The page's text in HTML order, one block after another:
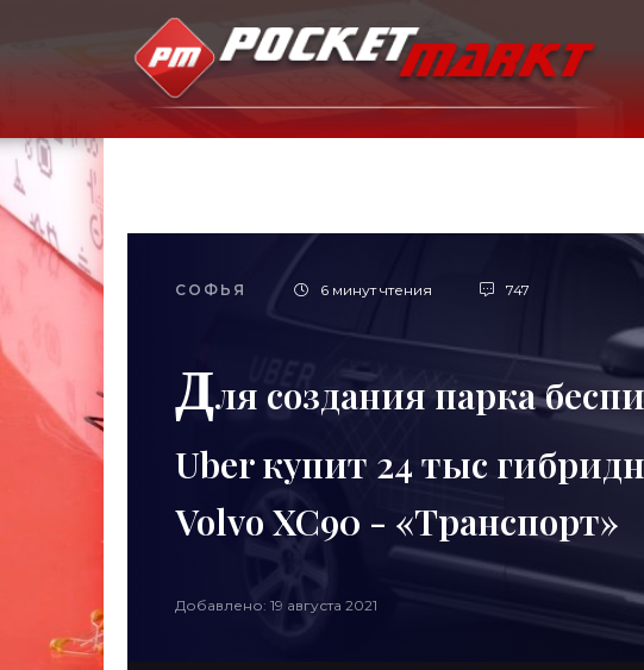
СОФЬЯ 6 минут чтения 747
Для создания парка
Uber купит 24 тыс
Volvo XC90 - «Транспорт»
Добавлено: 19 августа 2021